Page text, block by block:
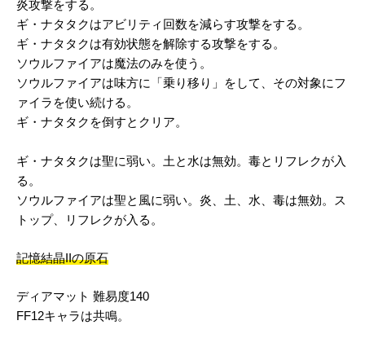
炎攻撃をする。
ギ・ナタタクはアビリティ回数を減らす攻撃をする。
ギ・ナタタクは有効状態を解除する攻撃をする。
ソウルファイアは魔法のみを使う。
ソウルファイアは味方に「乗り移り」をして、その対象にフ
ァイラを使い続ける。
ギ・ナタタクを倒すとクリア。
ギ・ナタタクは聖に弱い。土と水は無効。毒とリフレクが入
る。
ソウルファイアは聖と風に弱い。炎、土、水、毒は無効。ス
トップ、リフレクが入る。
記憶結晶IIの原石
ディアマット 難易度140
FF12キャラは共鳴。